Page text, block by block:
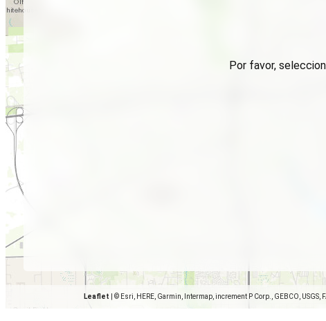
Leaflet © Esri, HERE, Garmin, Intermap, increment P Corp., GEBCO,
Por favor,